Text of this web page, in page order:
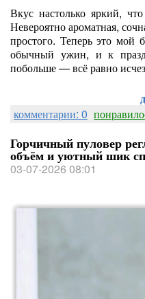
Вкус настолькояркий, что
Невероятноароматная,
простого. Теперьэто мой
обычный ужин, и к
побольше— всёравно
комментарии: 0
Горчичный пуловер
объём и уютный шик
03-07-2026 08:01